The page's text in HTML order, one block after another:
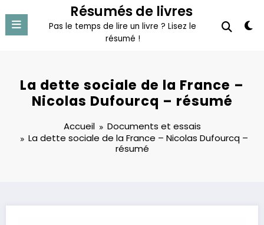
au
contenu
Résumés de livres
Pas le temps de lire un livre ? Lisez le
résumé !
La dette sociale de la France –
Nicolas Dufourcq – résumé
Accueil
Documents et essais
La dette sociale de la France – Nicolas Dufourcq –
résumé